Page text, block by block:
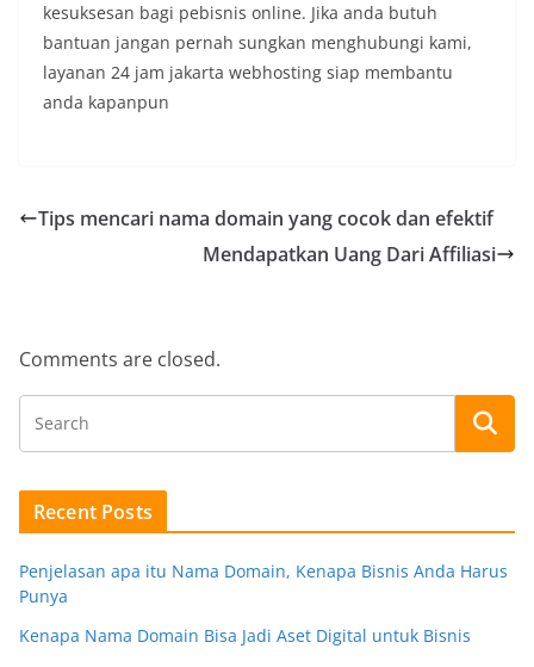
kesuksesan bagi pebisnis online. Jika anda butuh
bantuan jangan pernah sungkan menghubungi kami,
layanan 24 jam jakarta webhosting siap membantu
anda kapanpun
Tips mencari nama domain yang cocok dan efektif
Mendapatkan Uang Dari Affiliasi
Comments are closed.
Recent Posts
Penjelasan apa itu Nama Domain, Kenapa Bisnis Anda Harus
Punya
Kenapa Nama Domain Bisa Jadi Aset Digital untuk Bisnis